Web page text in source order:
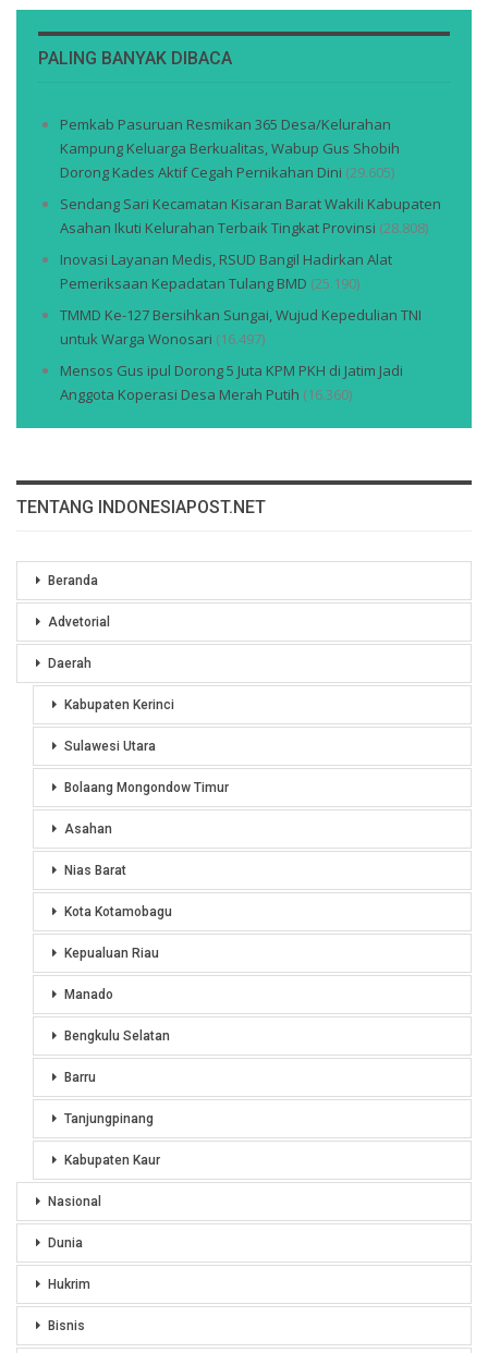
PALING BANYAK DIBACA
Pemkab Pasuruan Resmikan 365 Desa/Kelurahan
Kampung Keluarga Berkualitas, Wabup Gus Shobih
Dorong Kades Aktif Cegah Pernikahan Dini (29.605)
Sendang Sari Kecamatan Kisaran Barat Wakili Kabupaten
Asahan Ikuti Kelurahan Terbaik Tingkat Provinsi (28.808)
Inovasi Layanan Medis, RSUD Bangil Hadirkan Alat
Pemeriksaan Kepadatan Tulang BMD (25.190)
TMMD Ke-127 Bersihkan Sungai, Wujud Kepedulian TNI
untuk Warga Wonosari (16.497)
Mensos Gus ipul Dorong 5 Juta KPM PKH di Jatim Jadi
Anggota Koperasi Desa Merah Putih (16.360)
TENTANG INDONESIAPOST.NET
Beranda
Advetorial
Daerah
Kabupaten Kerinci
Sulawesi Utara
Bolaang Mongondow Timur
Asahan
Nias Barat
Kota Kotamobagu
Kepualuan Riau
Manado
Bengkulu Selatan
Barru
Tanjungpinang
Kabupaten Kaur
Nasional
Dunia
Hukrim
Bisnis